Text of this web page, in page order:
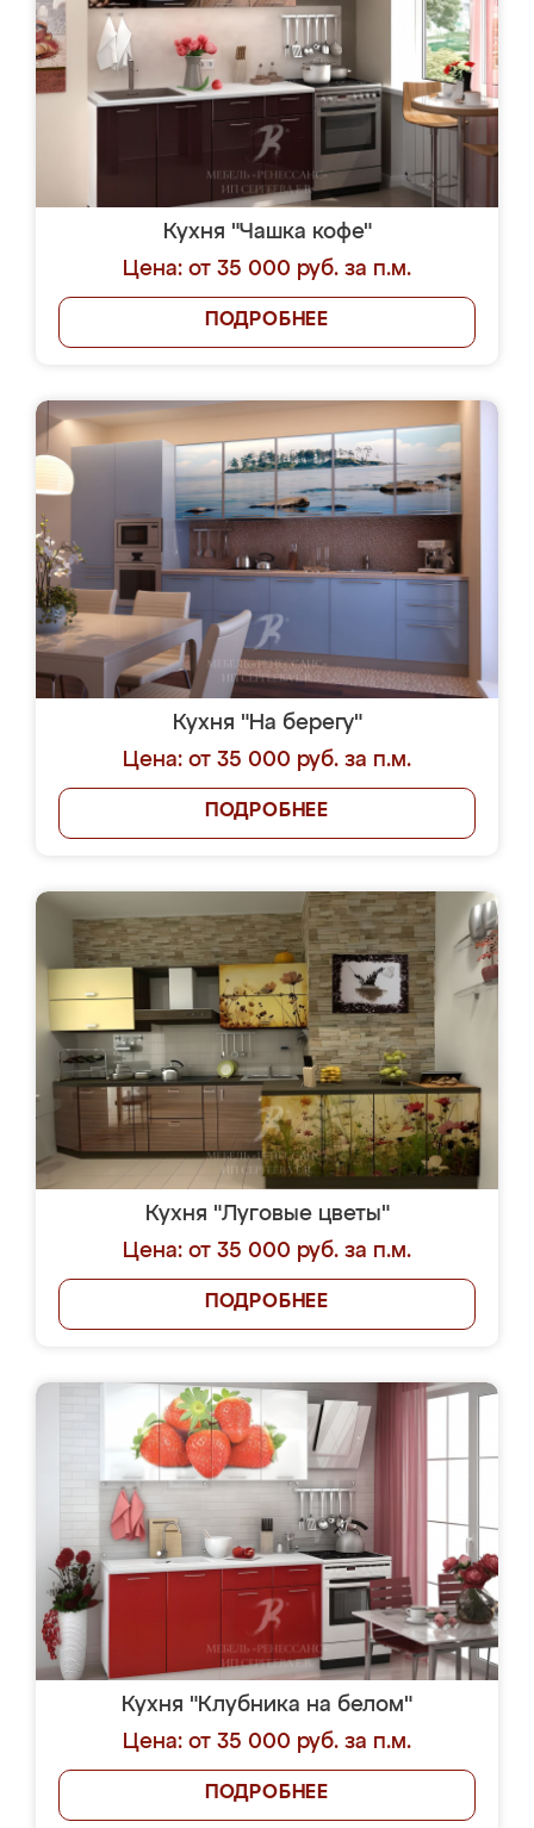
Кухня "Чашка кофе"
Цена: от 35 000 руб. за п.м.
ПОДРОБНЕЕ
Кухня "На берегу"
Цена: от 35 000 руб. за п.м.
ПОДРОБНЕЕ
Кухня "Луговые цветы"
Цена: от 35 000 руб. за п.м.
ПОДРОБНЕЕ
Кухня "Клубника на белом"
Цена: от 35 000 руб. за п.м.
ПОДРОБНЕЕ